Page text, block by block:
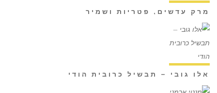
מרק עדשים, פטריות ושמיר
אלו גובי – תבשיל כרובית הודי